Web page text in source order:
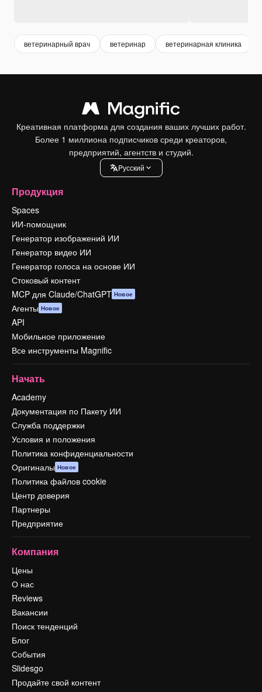
ветеринарный врач ветеринар ветеринарная клиника
Креативная платформа для создания ваших лучших работ.
Более 1 миллиона подписчиков среди креаторов,
предприятий, агентств и студий.
Pусский
Продукция
Spaces
ИИ-помощник
Генератор изображений ИИ
Генератор видео ИИ
Генератор голоса на основе ИИ
Стоковый контент
MCP для Claude/ChatGPT Новое
Агенты Новое
API
Мобильное приложение
Все инструменты Magnific
Начать
Academy
Документация по Пакету ИИ
Служба поддержки
Условия и положения
Политика конфиденциальности
Оригиналы Новое
Политика файлов cookie
Центр доверия
Партнеры
Предприятие
Компания
Цены
О нас
Reviews
Вакансии
Поиск тенденций
Блог
События
Slidesgo
Продайте свой контент